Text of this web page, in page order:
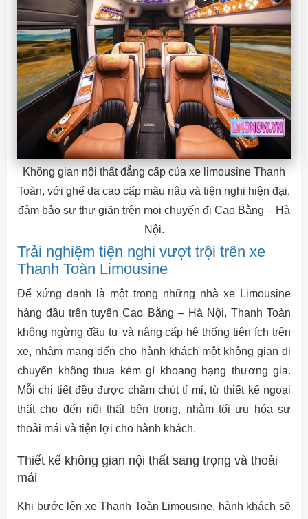
Không gian nội thất đẳng cấp của xe limousine Thanh
Toàn, với ghế da cao cấp màu nâu và tiện nghi hiện đại,
đảm bảo sự thư giãn trên mọi chuyến đi Cao Bằng – Hà
Nội.
Trải nghiệm tiện nghi vượt trội trên xe
Thanh Toàn Limousine
Để xứng danh là một trong những nhà xe Limousine
hàng đầu trên tuyến Cao Bằng – Hà Nội, Thanh Toàn
không ngừng đầu tư và nâng cấp hệ thống tiện ích trên
xe, nhằm mang đến cho hành khách một không gian di
chuyển không thua kém gì khoang hạng thương gia.
Mỗi chi tiết đều được chăm chút tỉ mỉ, từ thiết kế ngoại
thất cho đến nội thất bên trong, nhằm tối ưu hóa sự
thoải mái và tiện lợi cho hành khách.
Thiết kế không gian nội thất sang trọng và thoải
mái
Khi bước lên xe Thanh Toàn Limousine, hành khách sẽ